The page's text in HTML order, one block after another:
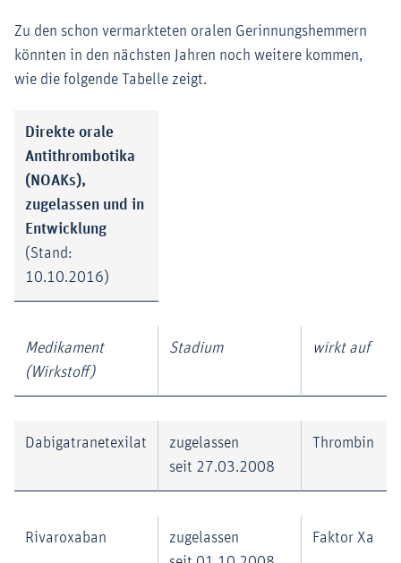
Zu den schon vermarkteten oralen Gerinnungshemmern
könnten in den nächsten Jahren noch weitere kommen,
wie die folgende Tabelle zeigt.
Direkte orale
Antithrombotika
(NOAKs),
zugelassen und in
Entwicklung
(Stand:
10.10.2016)
Medikament
(Wirkstoff)
Stadium wirkt auf
Dabigatranetexilat
zugelassen
seit 27.03.2008
Thrombin
Rivaroxaban
zugelassen
Faktor Xa